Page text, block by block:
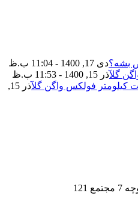
بشه؟دی 17, 1400 - 11:04 ب.ظ
گلآذر 15, 1400 - 11:53 ب.ظ
کیلومتر فولکس واگن گل
آذر 15,
121